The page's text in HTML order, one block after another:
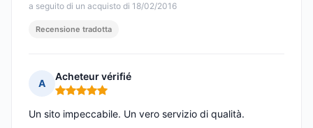
a seguito di un acquisto di 18/02/2016
Recensione tradotta
A
Acheteur vérifié
Nota: 5 su 5
Un sito impeccabile. Un vero servizio di qualità.